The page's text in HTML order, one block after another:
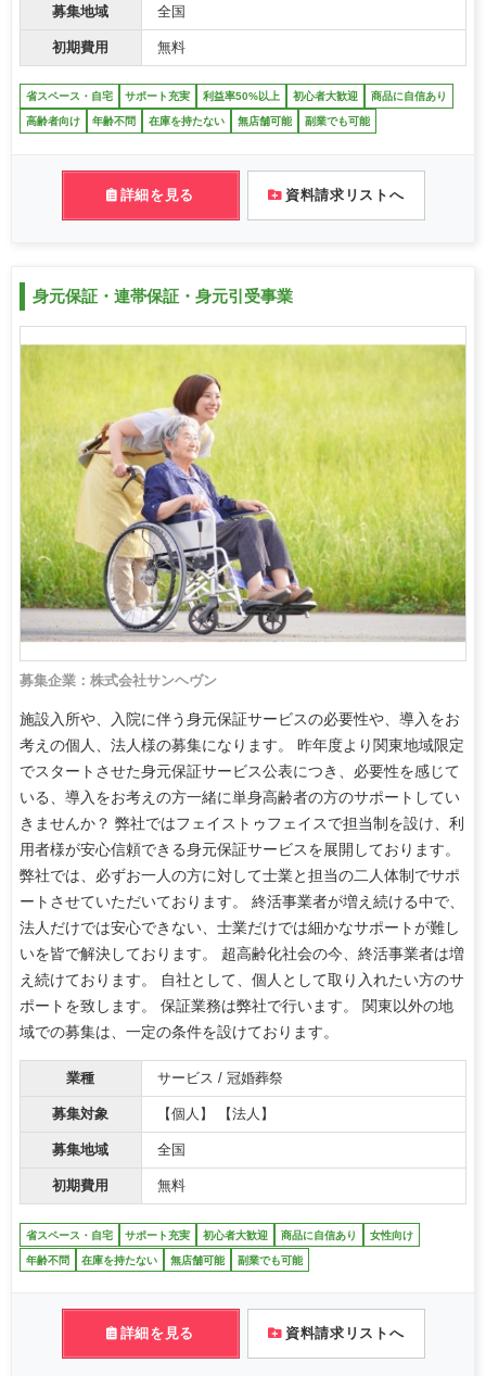
募集地域 全国
初期費用 無料
省スペース・自宅 サポート充実 利益率50%以上 初心者大歓迎 商品に自信あり
高齢者向け 年齢不問 在庫を持たない 無店舗可能 副業でも可能
詳細を見る 資料請求リストへ
身元保証・連帯保証・身元引受事業
募集企業：株式会社サンヘヴン
施設入所や、入院に伴う身元保証サービスの必要性や、導入をお
考えの個人、法人様の募集になります。 昨年度より関東地域限定
でスタートさせた身元保証サービス公表につき、必要性を感じて
いる、導入をお考えの方一緒に単身高齢者の方のサポートしてい
きませんか？ 弊社ではフェイストゥフェイスで担当制を設け、利
用者様が安心信頼できる身元保証サービスを展開しております。
弊社では、必ずお一人の方に対して士業と担当の二人体制でサポ
ートさせていただいております。 終活事業者が増え続ける中で、
法人だけでは安心できない、士業だけでは細かなサポートが難し
いを皆で解決しております。 超高齢化社会の今、終活事業者は増
え続けております。 自社として、個人として取り入れたい方のサ
ポートを致します。 保証業務は弊社で行います。 関東以外の地
域での募集は、一定の条件を設けております。
業種 サービス / 冠婚葬祭
募集対象 【個人】 【法人】
募集地域 全国
初期費用 無料
省スペース・自宅 サポート充実 初心者大歓迎 商品に自信あり 女性向け
年齢不問 在庫を持たない 無店舗可能 副業でも可能
詳細を見る 資料請求リストへ